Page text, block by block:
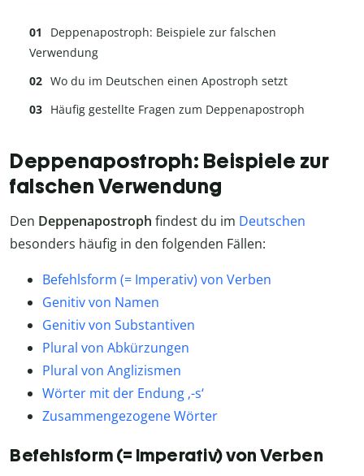
Deppenapostroph: Beispiele zur falschen
Verwendung
Wo du im Deutschen einen Apostroph setzt
Häufig gestellte Fragen zum Deppenapostroph
Deppenapostroph: Beispiele zur
falschen Verwendung
Den Deppenapostroph findest du im Deutschen
besonders häufig in den folgenden Fällen:
Befehlsform (= Imperativ) von Verben
Genitiv von Namen
Genitiv von Substantiven
Plural von Abkürzungen
Plural von Anglizismen
Wörter mit der Endung ‚-s‘
Zusammengezogene Wörter
Befehlsform (= Imperativ) von Verben